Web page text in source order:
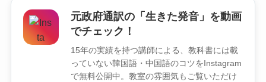
元政府通訳の「生きた発音」を動画
でチェック！
15年の実績を持つ講師による、教科書には載
っていない韓国語・中国語のコツをInstagram
で無料公開中。教室の雰囲気もご覧いただけ